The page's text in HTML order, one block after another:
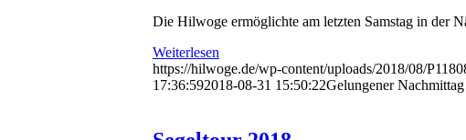
Die Hilwoge ermöglichte am letzten Samstag in der
Weiterlesen
https://hilwoge.de/wp-content/uploads/2018/08/
17:36:592018-08-31 15:50:22Gelungener